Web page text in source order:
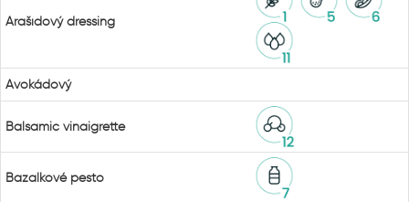
Arašídový dressing
Avokádový
Balsamic vinaigrette
Bazalkové pesto